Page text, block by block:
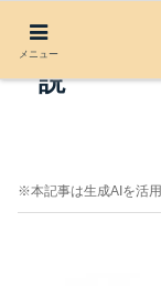
Lipgloss
説
※本記事は生成AIを活
メニュー